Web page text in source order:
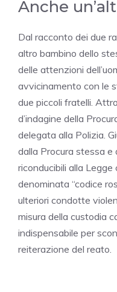
Anche
Dal racconto dei due
altro bambino dello
delle attenzioni
avvicinamento con le
due piccoli fratelli.
d’indagine della
delegata alla Polizia.
dalla Procura stessa e
riconducibili alla
denominata “codice
ulteriori condotte
misura della custodia
indispensabile per
reiterazione del reato.